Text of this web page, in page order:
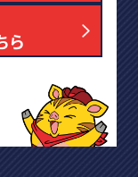
ら